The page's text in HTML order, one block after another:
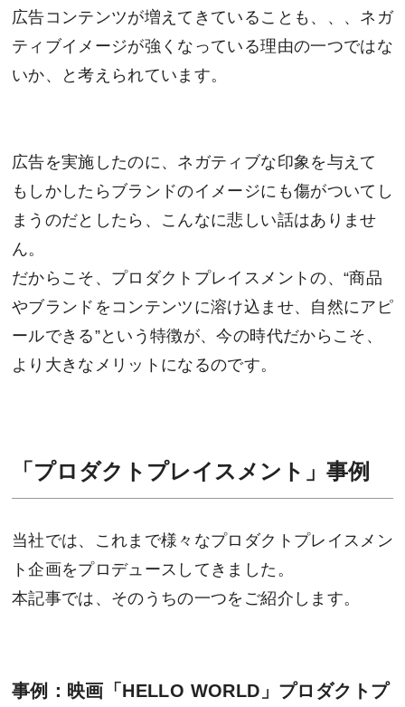
広告コンテンツが増えてきていることも、、、ネガ
ティブイメージが強くなっている理由の一つではな
いか、と考えられています。
広告を実施したのに、ネガティブな印象を与えて
もしかしたらブランドのイメージにも傷がついてし
まうのだとしたら、こんなに悲しい話はありませ
ん。
だからこそ、プロダクトプレイスメントの、“商品
やブランドをコンテンツに溶け込ませ、自然にアピ
ールできる”という特徴が、今の時代だからこそ、
より大きなメリットになるのです。
「プロダクトプレイスメント」事例
当社では、これまで様々なプロダクトプレイスメン
ト企画をプロデュースしてきました。
本記事では、そのうちの一つをご紹介します。
事例：映画「HELLO WORLD」プロダクトプ